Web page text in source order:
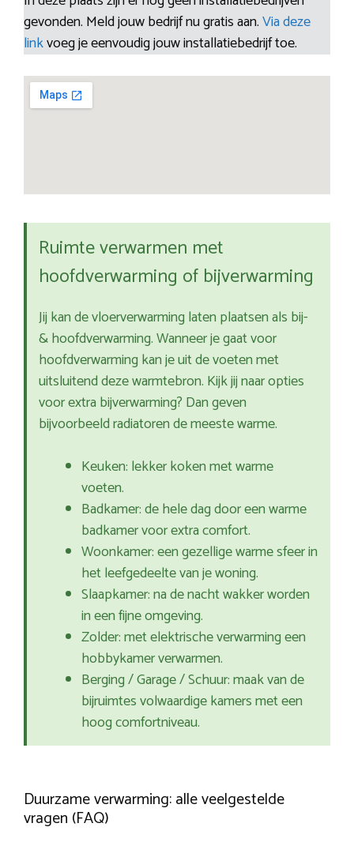
gevonden. Meld jouw bedrijf nu gratis aan.Via deze
linkvoeg je eenvoudig jouw installatiebedrijf toe.
Ruimte verwarmen met
hoofdverwarming of bijverwarming
Jij kan de vloerverwarming laten plaatsen als bij-
& hoofdverwarming. Wanneer je gaat voor
hoofdverwarming kan je uit de voeten met
uitsluitend deze warmtebron. Kijk jij naar opties
voor extra bijverwarming? Dan geven
bijvoorbeeld radiatoren de meeste warme.
Keuken: lekker koken met warme
voeten.
Badkamer: de hele dag door een warme
badkamer voor extra comfort.
Woonkamer: een gezellige warme sfeer in
het leefgedeelte van je woning.
Slaapkamer: na de nacht wakker worden
in een fijne omgeving.
Zolder: met elektrische verwarming een
hobbykamer verwarmen.
Berging / Garage / Schuur: maak van de
bijruimtes volwaardige kamers met een
hoog comfortniveau.
Duurzame verwarming: alle veelgestelde
vragen (FAQ)